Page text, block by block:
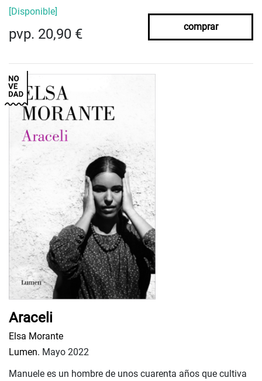
[Disponible]
pvp. 20,90 € comprar
Araceli
Elsa Morante
Lumen. Mayo 2022
Manuele es un hombre de unos cuarenta años que cultiva